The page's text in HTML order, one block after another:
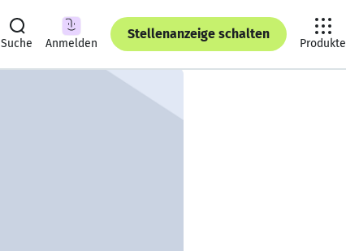
Suche Anmelden
Stellenanzeige schalten
Produkte